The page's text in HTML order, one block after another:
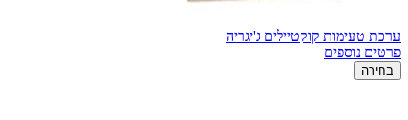
ערכת טעימות קוקטיילים ג'יגריה
פרטים נוספים
בחירה